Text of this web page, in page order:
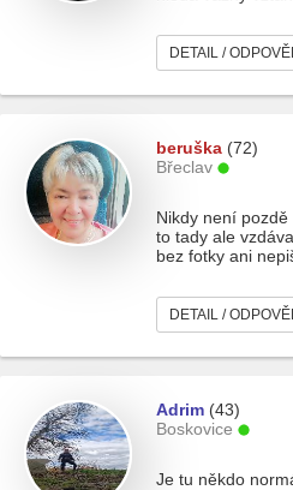
DETAIL /
beruška (72)
Břeclav
Nikdy není
to tady ale
bez fotky ani
DETAIL /
Adrim (43)
Boskovice
Je tu někdo